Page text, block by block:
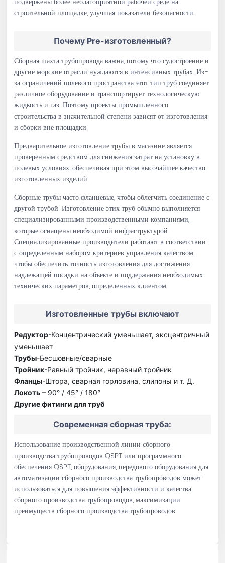
строительной площадке, улучшая показатели безопасности.
Почему Pre-изготовленный?
Сборная шахта трубопровода важна, потому что судостроение и
другие морские отрасли нуждаются в интенсивных трубах. Из-
за ограничений полевого пространства этот тип труб соединяет
различное оборудование и транспортирует технологическую
жидкость и газ. Поэтому проекты промышленного
строительства в значительной степени зависят от изготовления
и сборки вне площадки.
Предварительное изготовление трубы в магазине является
проверенным средством для снижения затрат на установку в
полевых условиях, обеспечивая при этом высочайшее качество
изготовленных изделий.
Сборные трубы часто фланцевые, чтобы облегчить соединение с
другой трубой. Изготовление этих труб обычно выполняется
специализированными производственными компаниями,
которые оснащены необходимой инфраструктурой.
Специализированные производители работают в соответствии
с определенным набором критериев управления качеством,
чтобы обеспечить точность изготовления для достижения
надлежащей посадки на объекте и поддержания необходимых
технических параметров, определенных клиентом.
Изготовленные трубы включают
Редуктор-Концентрический уменьшает, эксцентричный
уменьшает
Трубы-Бесшовные/сварные
Тройник-Равный тройник, неравный тройник
Фланцы-Штора, сварная горловина, слипоны и т. Д.
Локоть – 90° / 45° / 180°
Другие фитинги для труб
Современная сборная труба:
Использование производственной линии сборного
производства трубопроводов QSPT или программного
обеспечения QSPT, оборудования, передового оборудования для
автоматизации сборного производства трубопроводов может
использоваться для повышения эффективности и качества
сборного производства трубопроводов, максимизации
преимуществ сборного производства трубопроводов.